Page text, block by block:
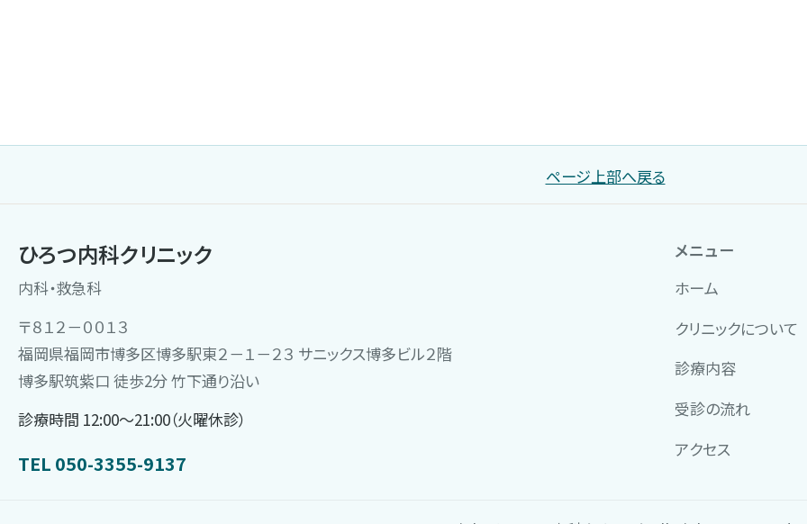
ページ上部へ戻る
ひろつ内科クリニック
内科・救急科
〒８１２－００１３
福岡県福岡市博多区博多駅東２－１－２３ サニックス博多ビル２階
博多駅筑紫口 徒歩2分 竹下通り沿い
診療時間 12:00〜21:00（火曜休診）
TEL 050-3355-9137
メニュー
ホーム
クリニックについて
診療内容
受診の流れ
アクセス